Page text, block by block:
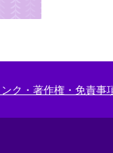
＞
ンク・著作権・免責事